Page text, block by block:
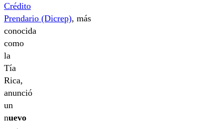
Crédito
Prendario (Dicrep), más
conocida
como
la
Tía
Rica,
anunció
un
nuevo